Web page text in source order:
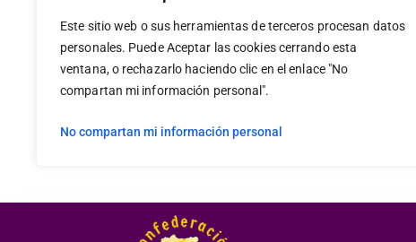
Este sitio web o sus herramientas de terceros procesan datos
personales. Puede Aceptar las cookies cerrando esta
ventana, o rechazarlo haciendo clic en el enlace "No
compartan mi información personal".
No compartan mi información personal